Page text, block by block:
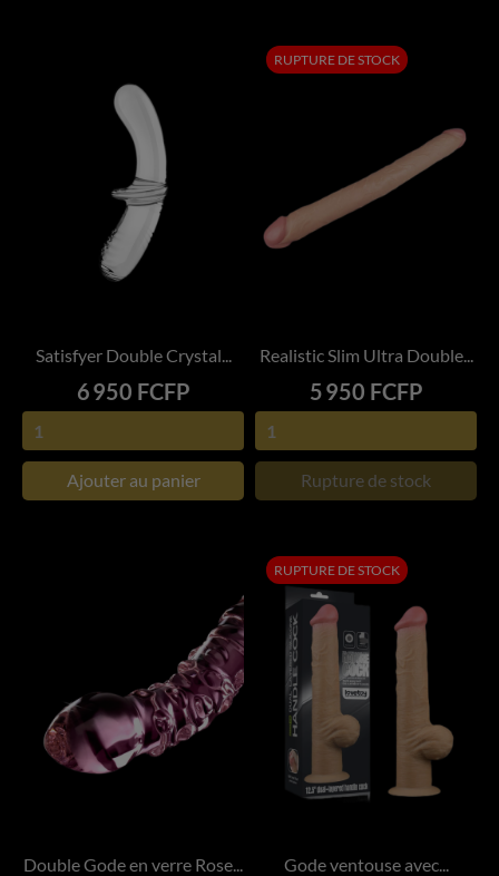
Satisfyer Double Crystal...
Prix
6 950 FCFP
Ajouter au panier
Realistic Slim Ultra Double...
Prix
5 950 FCFP
Rupture de stock
RUPTURE DE STOCK
Double Gode en verre Rose... Gode ventouse avec...
RUPTURE DE STOCK